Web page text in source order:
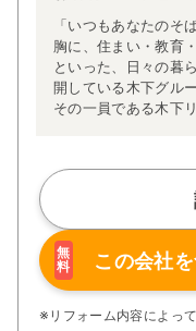
「いつもあなたのそ
胸に、住まい・教育
といった、日々の暮
開している木下グルー
その一員である木下
す。住まいに関する
ご相談いただける体
私たちが大切にして
ったご提案です。あ
く、「何に困ってい
か」など、お客様の
に合わせたリフォー
ています。
無
料
この会社
※リフォーム内容によっ